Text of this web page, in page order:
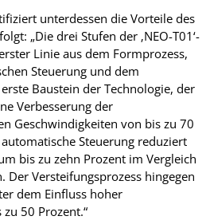
unterdessen die Vorteile des
„Die drei Stufen der ‚NEO-T01‘-
Linie aus dem Formprozess,
Steuerung und dem
Baustein der Technologie, der
Verbesserung der
Geschwindigkeiten von bis zu 70
Steuerung reduziert
bis zu zehn Prozent im Vergleich
Der Versteifungsprozess hingegen
dem Einfluss hoher
50 Prozent.“